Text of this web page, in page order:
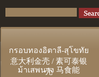
กรอบทองอิตาลี-สุโขทัย
意大利金壳 / 素可泰银
壳
ม้าเสพนาง 马食能